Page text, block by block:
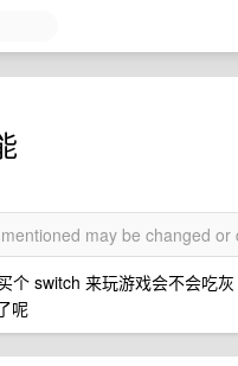
may be changed or
switch 来玩游戏会不会吃
呢